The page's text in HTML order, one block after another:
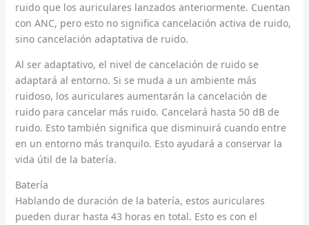
ruido que los auriculares lanzados anteriormente. Cuentan
con ANC, pero esto no significa cancelación activa de ruido,
sino cancelación adaptativa de ruido.
Al ser adaptativo, el nivel de cancelación de ruido se
adaptará al entorno. Si se muda a un ambiente más
ruidoso, los auriculares aumentarán la cancelación de
ruido para cancelar más ruido. Cancelará hasta 50 dB de
ruido. Esto también significa que disminuirá cuando entre
en un entorno más tranquilo. Esto ayudará a conservar la
vida útil de la batería.
Batería
Hablando de duración de la batería, estos auriculares
pueden durar hasta 43 horas en total. Esto es con el